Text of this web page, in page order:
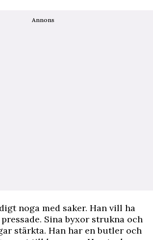
Annons
noga med saker. Han vill ha
Sina byxor strukna och
stärkta. Han har en butler och